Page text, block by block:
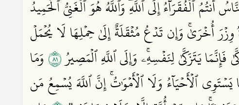
أَنتُمُ ٱلۡفُقَرَآءُ إِلَى ٱللَّهِۖ وَٱللَّهُ هُوَ ٱلۡغَنِيُّ ٱلۡحَمِيدُ
وِزۡرَ أُخۡرَىٰۚ وَإِن تَدۡعُ مُثۡقَلَةٌ إِلَىٰ حِمۡلِهَا لَا يُحۡمَلۡ
يَتَزَكَّىٰ لِنَفۡسِهِۦۚ وَإِلَى ٱللَّهِ ٱلۡمَصِيرُ١٨ وَمَا
يَسۡتَوِي ٱلۡأَحۡيَآءُ وَلَا ٱلۡأَمۡوَٰتُۚ إِنَّ ٱللَّهَ يُسۡمِعُ مَن